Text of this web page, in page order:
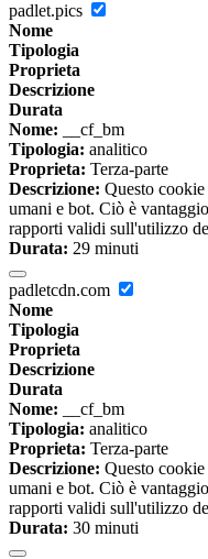
padlet.pics
Nome
Tipologia
Proprieta
Descrizione
Durata
Nome: __cf_bm
Tipologia: analitico
Proprieta: Terza-parte
Descrizione: Questo
umani e bot. Ciò è
rapporti validi sull'utilizzo
Durata: 29 minuti
padletcdn.com
Nome
Tipologia
Proprieta
Descrizione
Durata
Nome: __cf_bm
Tipologia: analitico
Proprieta: Terza-parte
Descrizione: Questo
umani e bot. Ciò è
rapporti validi sull'utilizzo
Durata: 30 minuti